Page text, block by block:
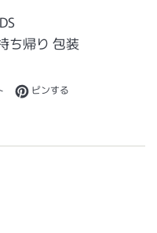
ち帰り 包装
アする
Twitterに投稿する
ピンするPinterestでピンする